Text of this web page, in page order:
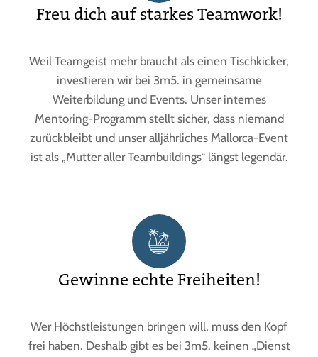
Freu dich auf starkes Teamwork!
Weil Teamgeist mehr braucht als einen Tischkicker,
investieren wir bei 3m5. in gemeinsame
Weiterbildung und Events. Unser internes
Mentoring-Programm stellt sicher, dass niemand
zurückbleibt und unser alljährliches Mallorca-Event
ist als „Mutter aller Teambuildings“ längst legendär.
Gewinne echte Freiheiten!
Wer Höchstleistungen bringen will, muss den Kopf
frei haben. Deshalb gibt es bei 3m5. keinen „Dienst